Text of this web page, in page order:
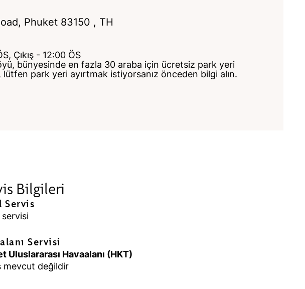
, Phuket 83150 , TH
Çıkış - 12:00 ÖS
bünyesinde en fazla 30 araba için ücretsiz park yeri
lütfen park yeri ayırtmak istiyorsanız önceden bilgi alın.
Bilgileri
Servis
servisi
Servisi
Uluslararası Havaalanı (HKT)
mevcut değildir